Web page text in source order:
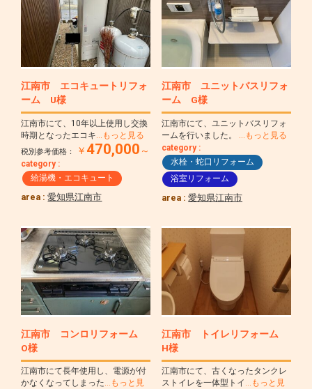
江南市 エコキュートリフォ
ーム U様
江南市にて、10年以上使用し交換
時期となったエコキ
…もっと見る
税別参考価格： ￥ 470,000 ～
category :
給湯機・エコキュート
area :愛知県江南市
江南市 ユニットバスリフォ
ーム G様
江南市にて、ユニットバスリフォ
ームを行いました。
…もっと見る
category :
水栓・蛇口リフォーム
浴室リフォーム
area :愛知県江南市
江南市 コンロリフォーム
O様
江南市にて長年使用し、電源が付
かなくなってしまった…もっと見
江南市 トイレリフォーム
H様
江南市にて、古くなったタンクレ
ストイレを一体型トイ …もっと見